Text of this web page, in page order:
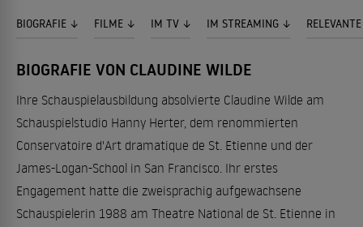
BIOGRAFIE FILME IM TV IM STREAMING
BIOGRAFIE VON CLAUDINE WILDE
Ihre Schauspielausbildung absolvierte Claudine Wilde am
Schauspielstudio Hanny Herter, dem renommierten
Conservatoire d'Art dramatique de St. Etienne und der
James-Logan-School in San Francisco. Ihr erstes
Engagement hatte die zweisprachig aufgewachsene
Schauspielerin 1988 am Theatre National de St. Etienne in